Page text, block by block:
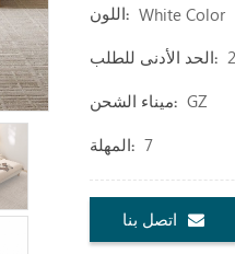
اللون: White Color
الحد الأدنى للطلب: 2
ميناء الشحن: GZ
المهلة: 7
اتصل بنا